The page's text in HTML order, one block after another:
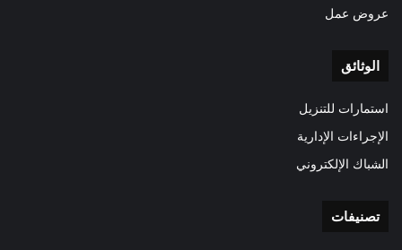
عروض عمل
الوثائق
استمارات للتنزيل
الإجراءات الإدارية
الشباك الإلكتروني
تصنيفات